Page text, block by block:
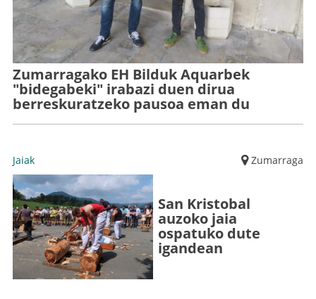
Zumarragako EH Bilduk Aquarbek
"bidegabeki" irabazi duen dirua
berreskuratzeko pausoa eman du
Jaiak Zumarraga
San Kristobal
auzoko jaia
ospatuko dute
igandean